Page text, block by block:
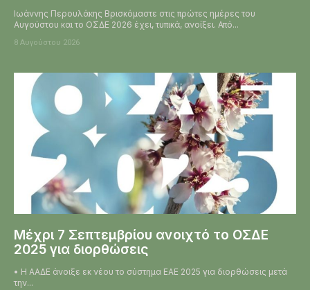
Ιωάννης Περουλάκης Βρισκόμαστε στις πρώτες ημέρες του
Αυγούστου και το ΟΣΔΕ 2026 έχει, τυπικά, ανοίξει. Από...
8 Αυγούστου 2026
Μέχρι 7 Σεπτεμβρίου ανοιχτό το ΟΣΔΕ
2025 για διορθώσεις
• Η ΑΑΔΕ άνοιξε εκ νέου το σύστημα ΕΑΕ 2025 για διορθώσεις μετά
την...